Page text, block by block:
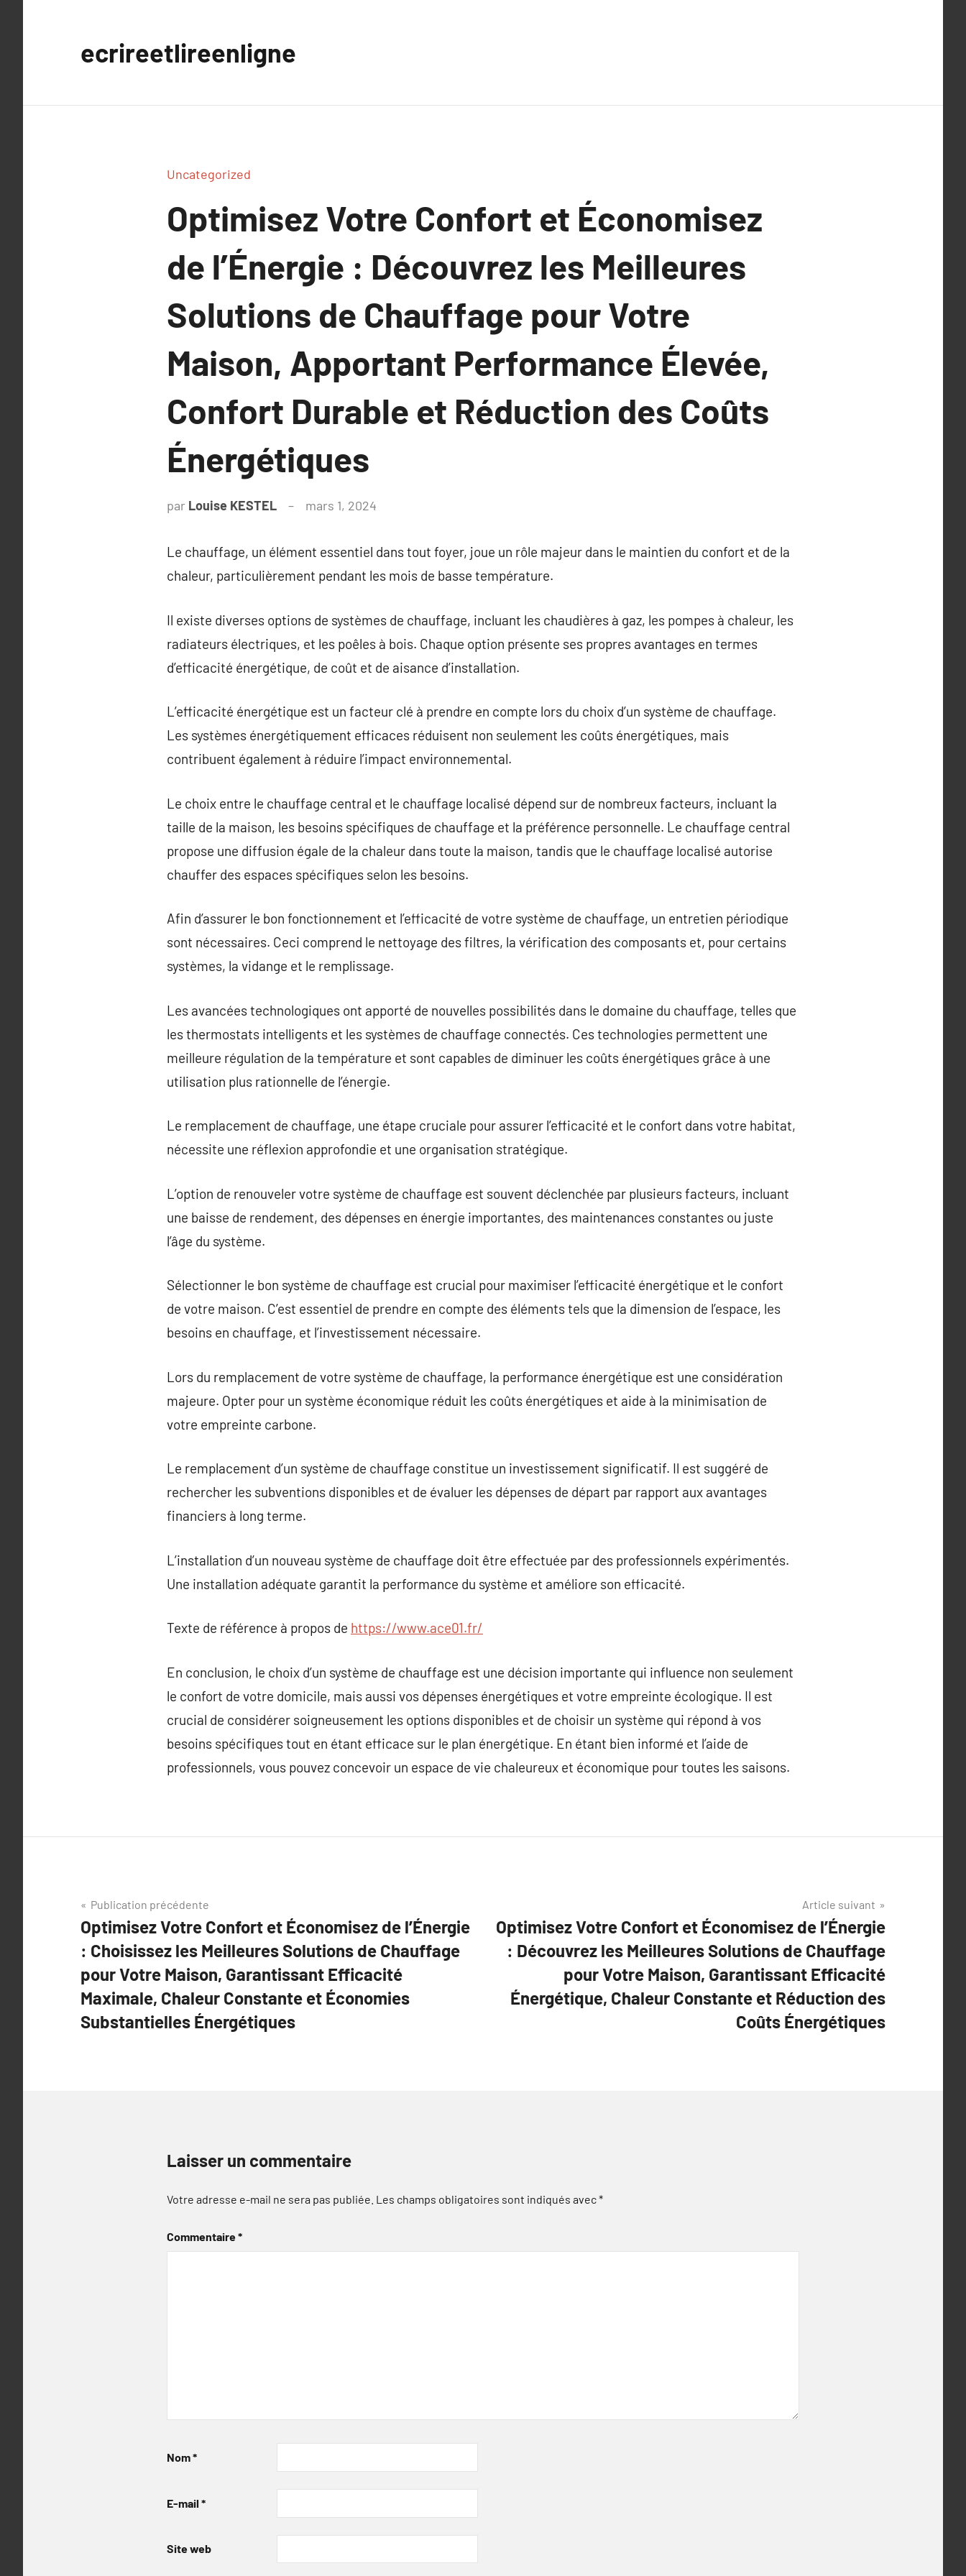
ecrireetlireenligne
Uncategorized
Optimisez Votre Confort et Économisez
de l’Énergie : Découvrez les Meilleures
Solutions de Chauffage pour Votre
Maison, Apportant Performance Élevée,
Confort Durable et Réduction des Coûts
Énergétiques
par Louise KESTEL mars 1, 2024
Le chauffage, un élément essentiel dans tout foyer, joue un rôle majeur dans le maintien du confort et de la
chaleur, particulièrement pendant les mois de basse température.
Il existe diverses options de systèmes de chauffage, incluant les chaudières à gaz, les pompes à chaleur, les
radiateurs électriques, et les poêles à bois. Chaque option présente ses propres avantages en termes
d’efficacité énergétique, de coût et de aisance d’installation.
L’efficacité énergétique est un facteur clé à prendre en compte lors du choix d’un système de chauffage.
Les systèmes énergétiquement efficaces réduisent non seulement les coûts énergétiques, mais
contribuent également à réduire l’impact environnemental.
Le choix entre le chauffage central et le chauffage localisé dépend sur de nombreux facteurs, incluant la
taille de la maison, les besoins spécifiques de chauffage et la préférence personnelle. Le chauffage central
propose une diffusion égale de la chaleur dans toute la maison, tandis que le chauffage localisé autorise
chauffer des espaces spécifiques selon les besoins.
Afin d’assurer le bon fonctionnement et l’efficacité de votre système de chauffage, un entretien périodique
sont nécessaires. Ceci comprend le nettoyage des filtres, la vérification des composants et, pour certains
systèmes, la vidange et le remplissage.
Les avancées technologiques ont apporté de nouvelles possibilités dans le domaine du chauffage, telles que
les thermostats intelligents et les systèmes de chauffage connectés. Ces technologies permettent une
meilleure régulation de la température et sont capables de diminuer les coûts énergétiques grâce à une
utilisation plus rationnelle de l’énergie.
Le remplacement de chauffage, une étape cruciale pour assurer l’efficacité et le confort dans votre habitat,
nécessite une réflexion approfondie et une organisation stratégique.
L’option de renouveler votre système de chauffage est souvent déclenchée par plusieurs facteurs, incluant
une baisse de rendement, des dépenses en énergie importantes, des maintenances constantes ou juste
l’âge du système.
Sélectionner le bon système de chauffage est crucial pour maximiser l’efficacité énergétique et le confort
de votre maison. C’est essentiel de prendre en compte des éléments tels que la dimension de l’espace, les
besoins en chauffage, et l’investissement nécessaire.
Lors du remplacement de votre système de chauffage, la performance énergétique est une considération
majeure. Opter pour un système économique réduit les coûts énergétiques et aide à la minimisation de
votre empreinte carbone.
Le remplacement d’un système de chauffage constitue un investissement significatif. Il est suggéré de
rechercher les subventions disponibles et de évaluer les dépenses de départ par rapport aux avantages
financiers à long terme.
L’installation d’un nouveau système de chauffage doit être effectuée par des professionnels expérimentés.
Une installation adéquate garantit la performance du système et améliore son efficacité.
Texte de référence à propos de https://www.ace01.fr/
En conclusion, le choix d’un système de chauffage est une décision importante qui influence non seulement
le confort de votre domicile, mais aussi vos dépenses énergétiques et votre empreinte écologique. Il est
crucial de considérer soigneusement les options disponibles et de choisir un système qui répond à vos
besoins spécifiques tout en étant efficace sur le plan énergétique. En étant bien informé et l’aide de
professionnels, vous pouvez concevoir un espace de vie chaleureux et économique pour toutes les saisons.
Navigation
de
l’article
Publication précédente
Optimisez Votre Confort et Économisez de l’Énergie
: Choisissez les Meilleures Solutions de Chauffage
pour Votre Maison, Garantissant Efficacité
Maximale, Chaleur Constante et Économies
Substantielles Énergétiques
Article suivant
Optimisez Votre Confort et Économisez de l’Énergie
: Découvrez les Meilleures Solutions de Chauffage
pour Votre Maison, Garantissant Efficacité
Énergétique, Chaleur Constante et Réduction des
Coûts Énergétiques
Laisser un commentaire
Votre adresse e-mail ne sera pas publiée. Les champs obligatoires sont indiqués avec*
Commentaire*
Nom*
E-mail *
Site web